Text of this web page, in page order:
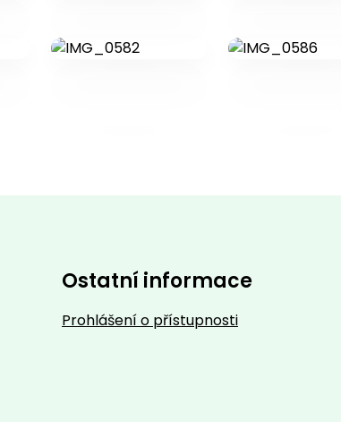
Ostatní informace
Prohlášení o přístupnosti